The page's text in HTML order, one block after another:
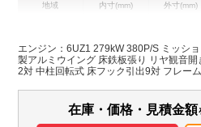
地域 内寸(mm)
H:2,640
外寸(mm)
装備情報
集中ドアロック
電動格納ミラー エアサス
エンジン：6UZ1 279kW 380P/S ミッシ
製アルミウイング 床鉄板張り リヤ観音
2対 中柱回転式 床フック引出9対 フレー
(300+300L) AdBlue使用 ETC・バックカ
在庫・価格・見積金額